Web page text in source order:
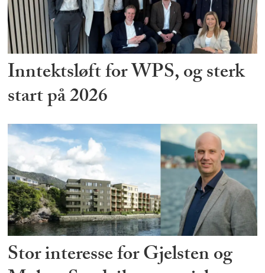
Inntektsløft for WPS, og sterk
start på 2026
Stor interesse for Gjelsten og